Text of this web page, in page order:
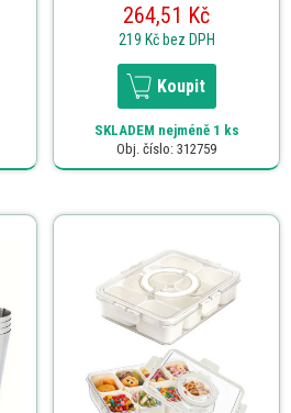
264,51 Kč
219 Kč bez DPH
Koupit
SKLADEM nejméně 1 ks
Obj. číslo: 312759